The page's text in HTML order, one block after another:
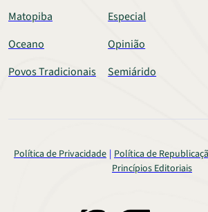
Matopiba
Especial
Oceano
Opinião
Povos Tradicionais
Semiárido
Política de Privacidade Política de
Princípios Editoriais